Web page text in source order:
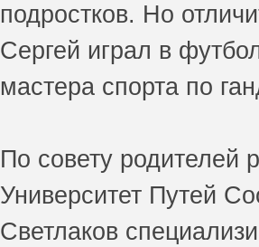
подростков. Но
Сергей играл в
мастера спорта по
По совету родителей
Университет Путей
Светлаков